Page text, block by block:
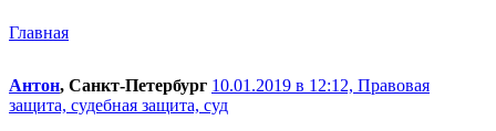
Главная
Антон, Санкт-Петербург 10.01.2019 в 12:12, Правовая
защита, судебная защита, суд